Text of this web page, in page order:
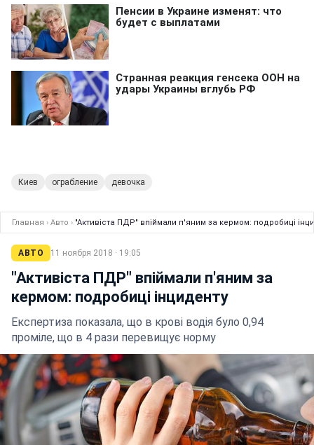
Киев ограбление девочка
Главная › Авто › "Активіста ПДР" впіймали п'яним за кермом: подробиці
АВТО 11 ноября 2018 · 19:05
"Активіста ПДР" впіймали п'яним за
кермом: подробиці інциденту
Експертиза показала, що в крові водія було 0,94
проміле, що в 4 рази перевищує норму